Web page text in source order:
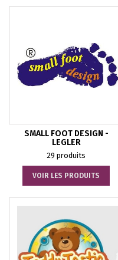
SMALL FOOT DESIGN -
LEGLER
29 produits
VOIR LES PRODUITS